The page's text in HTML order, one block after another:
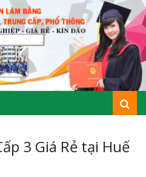
3 Giá Rẻ tại Huế